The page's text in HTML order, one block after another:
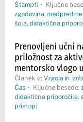
Štampfl • Ključne
zgodovina,
šola, didaktična
Prenovljeni učni
priložnost za
mentorsko vlogo
Članek iz: Vzgoja in
Čas • Ključne besede:
didaktična priporočila,
pristopi